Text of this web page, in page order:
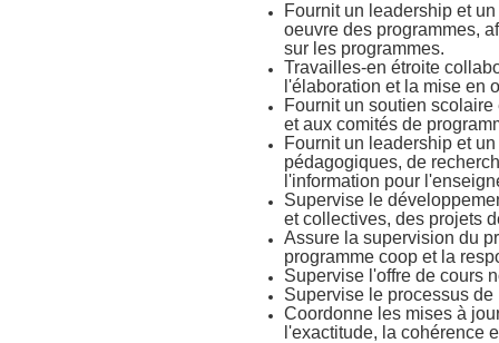
Fournit un leadership et
oeuvre des programmes,
sur les programmes.
Travailles-en étroite
l'élaboration et la mise en
Fournit un soutien
et aux comités de
Fournit un leadership et
pédagogiques, de
l'information pour
Supervise le
et collectives, des projets
Assure la supervision du
programme coop et la
Supervise l'offre de cours
Supervise le processus
Coordonne les mises à
l'exactitude, la cohérence